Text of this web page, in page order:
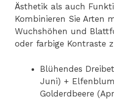
Ästhetik als auch
Kombinieren Sie Arten
Wuchshöhen und
oder farbige Kontraste
Blühendes
Juni) +
Golderdbeere